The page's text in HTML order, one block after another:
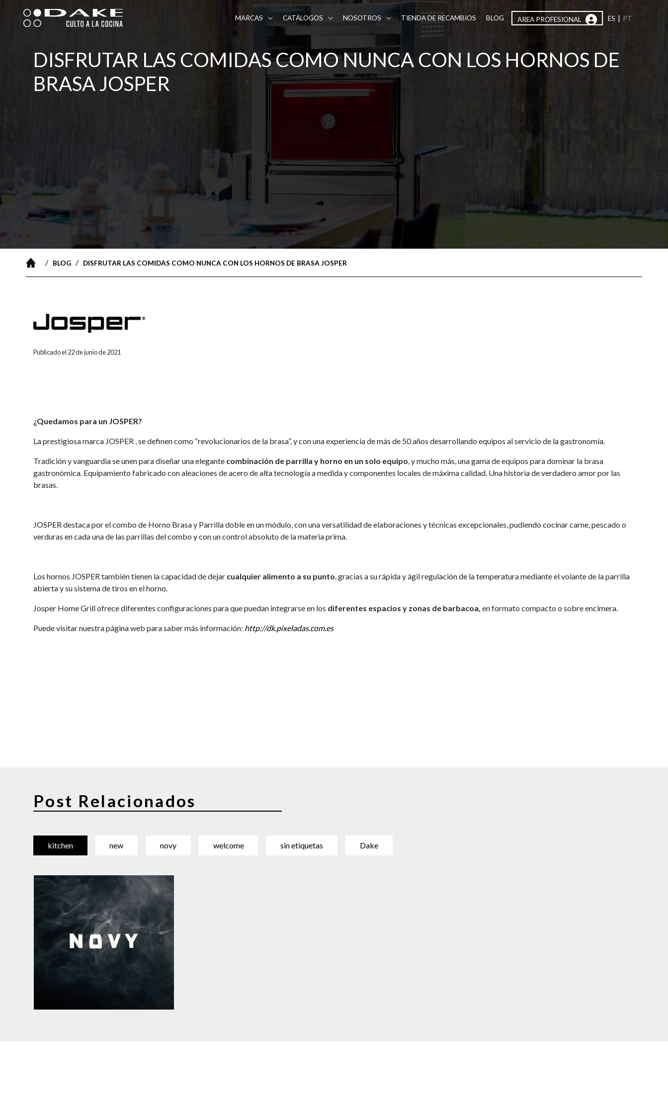
contenido
MARCAS CATÁLOGOS NOSOTROS TIENDA DE RECAMBIOS BLOG AREA PROFESIONAL ES | PT
DISFRUTAR LAS COMIDAS COMO NUNCA CON LOS HORNOS DE
BRASA JOSPER
/ BLOG / DISFRUTAR LAS COMIDAS COMO NUNCA CON LOS HORNOS DE BRASA JOSPER
Publicado el 22 de junio de 2021
¿Quedamos para un JOSPER?
La prestigiosa marca JOSPER , se definen como “revolucionarios de la brasa”, y con una experiencia de más de 50 años desarrollando equipos al servicio de la gastronomía.
Tradición y vanguardia se unen para diseñar una elegante combinación de parrilla y horno en un solo equipo, y mucho más, una gama de equipos para dominar la brasa
gastronómica. Equipamiento fabricado con aleaciones de acero de alta tecnología a medida y componentes locales de máxima calidad. Una historia de verdadero amor por las
brasas.
JOSPER destaca por el combo de Horno Brasa y Parrilla doble en un módulo, con una versatilidad de elaboraciones y técnicas excepcionales, pudiendo cocinar carne, pescado o
verduras en cada una de las parrillas del combo y con un control absoluto de la materia prima.
Los hornos JOSPER también tienen la capacidad de dejar cualquier alimento a su punto, gracias a su rápida y ágil regulación de la temperatura mediante el volante de la parrilla
abierta y su sistema de tiros en el horno.
Josper Home Grill ofrece diferentes configuraciones para que puedan integrarse en los diferentes espacios y zonas de barbacoa, en formato compacto o sobre encimera.
Puede visitar nuestra página web para saber más información: http://dk.pixeladas.com.es
Post Relacionados
kitchen new novy welcome sin etiquetas Dake